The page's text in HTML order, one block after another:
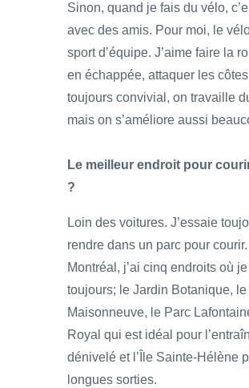
Sinon, quand je fais du vélo,
avec des amis. Pour moi, le
sport d’équipe. J’aime faire la
en échappée, attaquer les
toujours convivial, on travaille
mais on s’améliore aussi
Le meilleur endroit pour
?
Loin des voitures. J’essaie
rendre dans un parc pour
Montréal, j’ai cinq endroits où
toujours; le Jardin Botanique,
Maisonneuve, le Parc
Royal qui est idéal pour
dénivelé et l’Île Sainte-Hélène
longues sorties.